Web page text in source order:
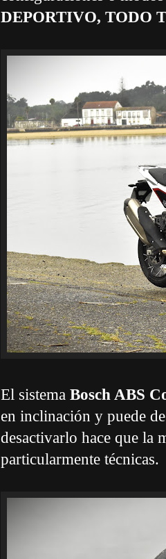
DEPORTIVO, TODO
El sistema Bosch ABS
en inclinación y puede
desactivarlo hace que la
particularmente técnicas.